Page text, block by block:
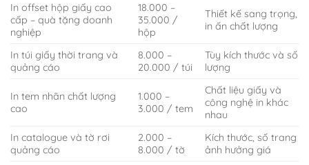
In offset hộp giấy cao
cấp – quà tặng doanh
nghiệp
18.000 –
35.000 /
hộp
Thiết kế sang trọng,
in ấn chất lượng
In túi giấy thời trang và
quảng cáo
8.000 –
20.000 / túi
Tùy kích thước và số
lượng
In tem nhãn chất lượng
cao
1.000 –
3.000 / tem
Chất liệu giấy và
công nghệ in khác
nhau
In catalogue và tờ rơi
quảng cáo
2.000 –
8.000 / tờ
Kích thước, số trang
ảnh hưởng giá